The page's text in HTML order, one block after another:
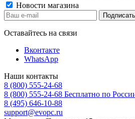
Новости магазина
Оставайтесь на связи
Вконтакте
WhatsApp
Наши контакты
8 (800) 555-24-68
8 (800) 555-24-68 Бесплатно по
8 (495) 646-10-88
support@evopc.ru